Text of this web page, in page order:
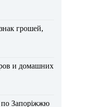
грошей,
и домашних
по Запоріжжю